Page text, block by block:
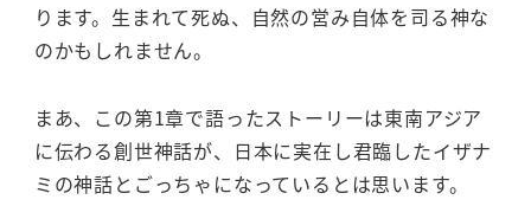
ります。生まれて死ぬ、自然の営み自体を司る神な
のかもしれません。
まあ、この第1章で語ったストーリーは東南アジア
に伝わる創世神話が、日本に実在し君臨したイザナ
ミの神話とごっちゃになっているとは思います。